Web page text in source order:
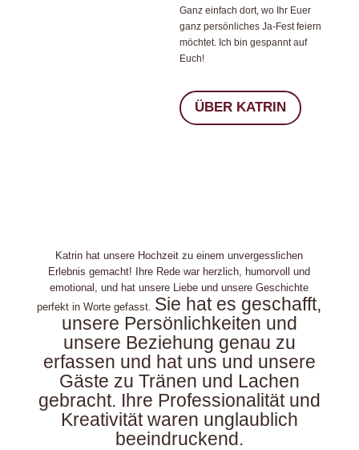
Ganz einfach dort, wo Ihr Euer
ganz persönliches Ja-Fest feiern
möchtet. Ich bin gespannt auf
Euch!
ÜBER KATRIN
Katrin hat unsere Hochzeit zu einem unvergesslichen
Erlebnis gemacht! Ihre Rede war herzlich, humorvoll und
emotional, und hat unsere Liebe und unsere Geschichte
perfekt in Worte gefasst. Sie hat es geschafft,
unsere Persönlichkeiten und
unsere Beziehung genau zu
erfassen und hat uns und unsere
Gäste zu Tränen und Lachen
gebracht. Ihre Professionalität und
Kreativität waren unglaublich
beeindruckend.